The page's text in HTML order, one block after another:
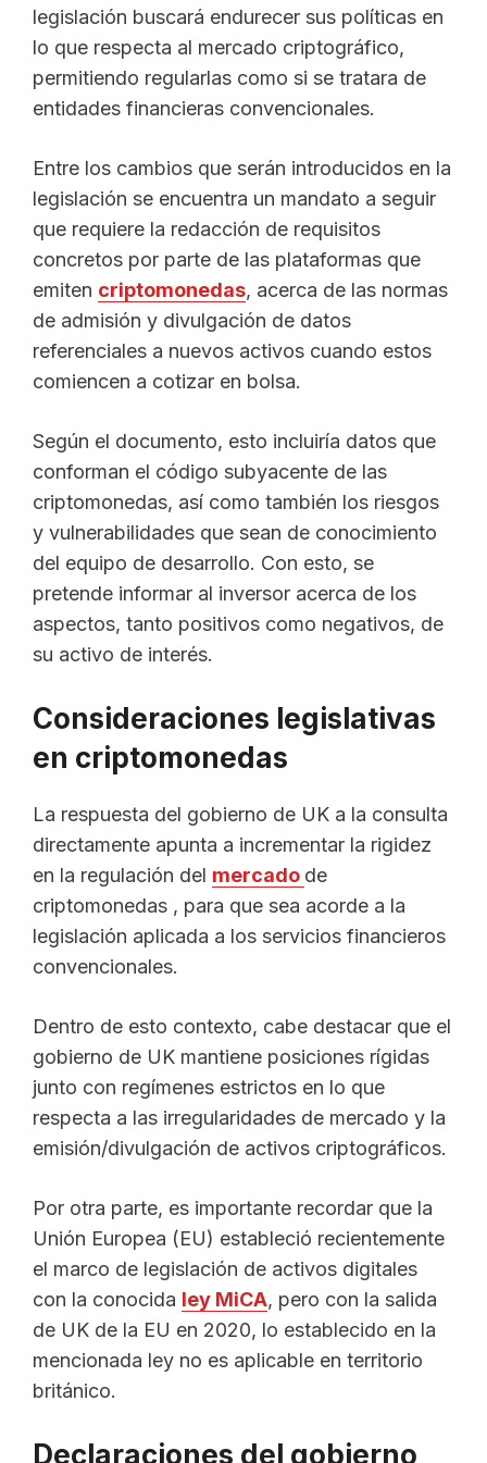
legislación buscará endurecer sus políticas en
lo que respecta al mercado criptográfico,
permitiendo regularlas como si se tratara de
entidades financieras convencionales.
Entre los cambios que serán introducidos en la
legislación se encuentra un mandato a seguir
que requiere la redacción de requisitos
concretos por parte de las plataformas que
emiten criptomonedas, acerca de las normas
de admisión y divulgación de datos
referenciales a nuevos activos cuando estos
comiencen a cotizar en bolsa.
Según el documento, esto incluiría datos que
conforman el código subyacente de las
criptomonedas, así como también los riesgos
y vulnerabilidades que sean de conocimiento
del equipo de desarrollo. Con esto, se
pretende informar al inversor acerca de los
aspectos, tanto positivos como negativos, de
su activo de interés.
Consideraciones legislativas
en criptomonedas
La respuesta del gobierno de UK a la consulta
directamente apunta a incrementar la rigidez
en la regulación del mercado de
criptomonedas , para que sea acorde a la
legislación aplicada a los servicios financieros
convencionales.
Dentro de esto contexto, cabe destacar que el
gobierno de UK mantiene posiciones rígidas
junto con regímenes estrictos en lo que
respecta a las irregularidades de mercado y la
emisión/divulgación de activos criptográficos.
Por otra parte, es importante recordar que la
Unión Europea (EU) estableció recientemente
el marco de legislación de activos digitales
con la conocida ley MiCA, pero con la salida
de UK de la EU en 2020, lo establecido en la
mencionada ley no es aplicable en territorio
británico.
Declaraciones del gobierno